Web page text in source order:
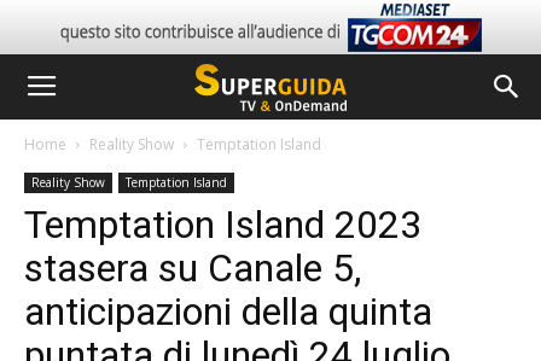
Home Reality Show Temptation Island
Reality Show Temptation Island
Temptation Island 2023
stasera su Canale 5,
anticipazioni della quinta